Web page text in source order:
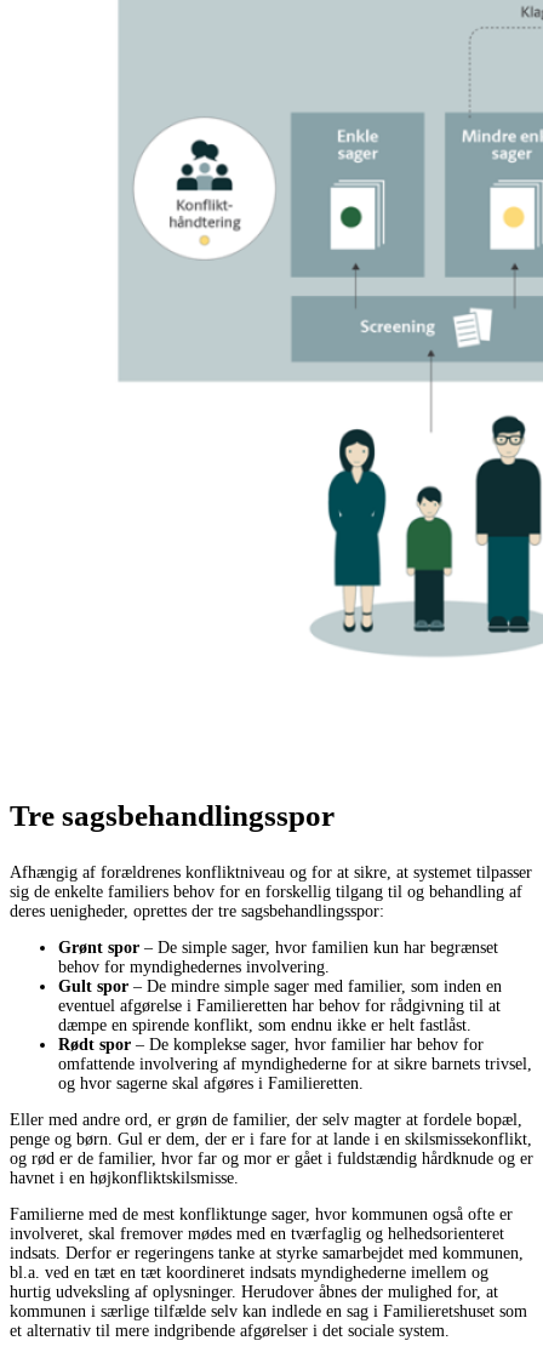
Tre sagsbehandlingsspor
Afhængig af forældrenes konfliktniveau og for at sikre, at systemet tilpasser
sig de enkelte familiers behov for en forskellig tilgang til og behandling af
deres uenigheder, oprettes der tre sagsbehandlingsspor:
Grønt spor – De simple sager, hvor familien kun har begrænset
behov for myndighedernes involvering.
Gult spor – De mindre simple sager med familier, som inden en
eventuel afgørelse i Familieretten har behov for rådgivning til at
dæmpe en spirende konflikt, som endnu ikke er helt fastlåst.
Rødt spor – De komplekse sager, hvor familier har behov for
omfattende involvering af myndighederne for at sikre barnets trivsel,
og hvor sagerne skal afgøres i Familieretten.
Eller med andre ord, er grøn de familier, der selv magter at fordele bopæl,
penge og børn. Gul er dem, der er i fare for at lande i en skilsmissekonflikt,
og rød er de familier, hvor far og mor er gået i fuldstændig hårdknude og er
havnet i en højkonfliktskilsmisse.
Familierne med de mest konfliktunge sager, hvor kommunen også ofte er
involveret, skal fremover mødes med en tværfaglig og helhedsorienteret
indsats. Derfor er regeringens tanke at styrke samarbejdet med kommunen,
bl.a. ved en tæt en tæt koordineret indsats myndighederne imellem og
hurtig udveksling af oplysninger. Herudover åbnes der mulighed for, at
kommunen i særlige tilfælde selv kan indlede en sag i Familieretshuset som
et alternativ til mere indgribende afgørelser i det sociale system.